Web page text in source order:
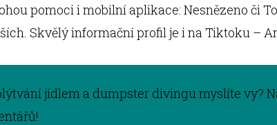
pomoci i mobilní aplikace: Nesnězeno či
Skvělý informační profil je i na Tiktoku –
jídlem a dumpster divingu myslíte vy?